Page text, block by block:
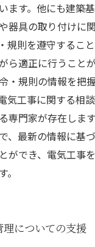
ます。他にも建築基
器具の取り付けに
規則を遵守するこ
ら適正に行うこと
・規則の情報を把
気工事に関する相
専門家が存在しま
、最新の情報に基
ができ、電気工事
についての支援